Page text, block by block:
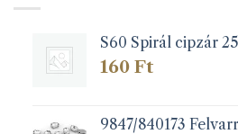
S60 Spirál cipzár
160 Ft
9847/840173